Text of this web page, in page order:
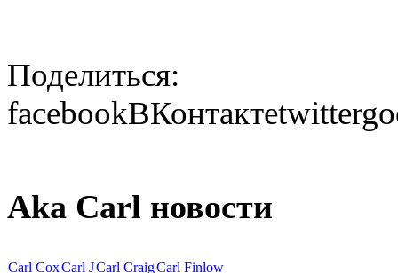
Поделиться:
facebookВКонтактеtwitter
Aka Carl новости
Carl CoxCarl JCarl CraigCarl Finlow